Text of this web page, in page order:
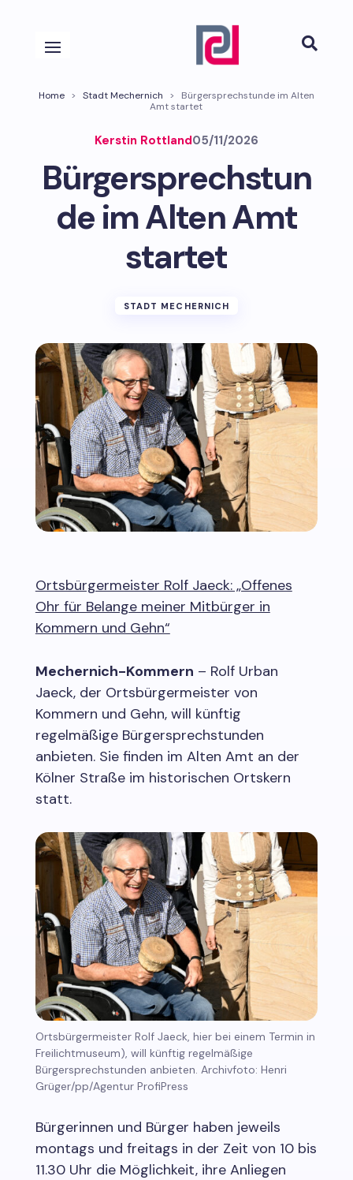

Home > Stadt Mechernich >
Bürgersprechstunde im Alten
Amt startet
Kerstin Rottland05/11/2026
Bürgersprechstun
de im Alten Amt
startet
STADT MECHERNICH
Ortsbürgermeister Rolf Jaeck: „Offenes
Ohr für Belange meiner Mitbürger in
Kommern und Gehn“
Mechernich-Kommern – Rolf Urban
Jaeck, der Ortsbürgermeister von
Kommern und Gehn, will künftig
regelmäßige Bürgersprechstunden
anbieten. Sie finden im Alten Amt an der
Kölner Straße im historischen Ortskern
statt.
Ortsbürgermeister Rolf Jaeck, hier bei einem Termin in
Freilichtmuseum), will künftig regelmäßige
Bürgersprechstunden anbieten. Archivfoto: Henri
Grüger/pp/Agentur ProfiPress
Bürgerinnen und Bürger haben jeweils
montags und freitags in der Zeit von 10 bis
11.30 Uhr die Möglichkeit, ihre Anliegen